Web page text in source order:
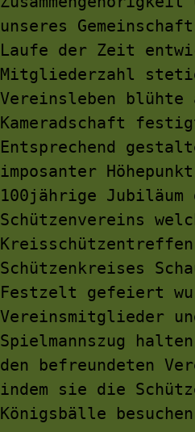
unseres
Laufe der Zeit
Mitgliederzahl
Vereinsleben blühte
Kameradschaft
Entsprechend
imposanter
100jährige Jubiläum
Schützenvereins
Schützenkreises
Festzelt gefeiert
Vereinsmitglieder
Spielmannszug
den befreundeten
indem sie die
Königsbälle